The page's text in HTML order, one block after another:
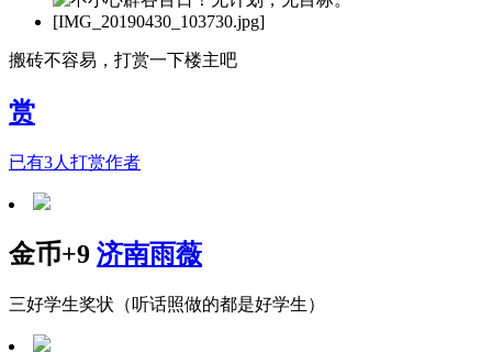
搬砖不容易，打赏一下楼主吧
赏
已有3人打赏作者
金币+9 济南雨薇
三好学生奖状（听话照做的都是好学生）